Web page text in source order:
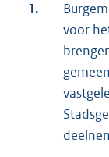
1.
voor